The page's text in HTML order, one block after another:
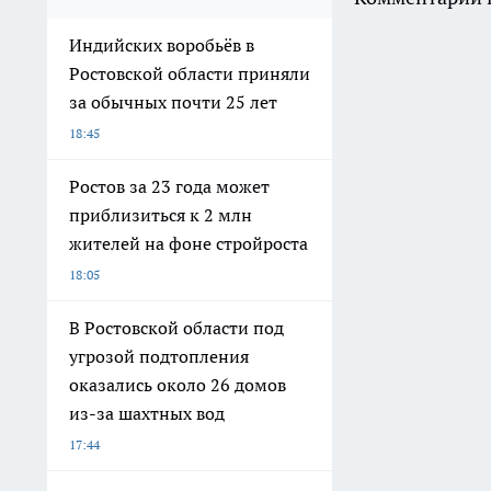
Индийских воробьёв в
Ростовской области приняли
за обычных почти 25 лет
18:45
Ростов за 23 года может
приблизиться к 2 млн
жителей на фоне стройроста
18:05
В Ростовской области под
угрозой подтопления
оказались около 26 домов
из-за шахтных вод
17:44